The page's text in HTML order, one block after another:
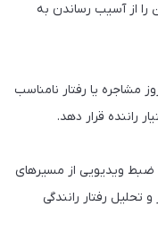
را از آسیب رساندن به
مشاجره یا رفتار نامناسب
راننده قرار دهد.
ضبط ویدیویی از مسیرهای
تحلیل رفتار رانندگی